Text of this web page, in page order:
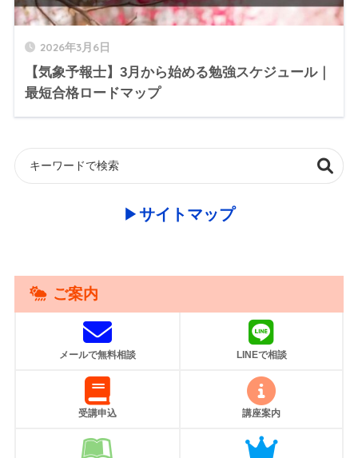
2026年3月6日
【気象予報士】3月から始める勉強スケジュール｜
最短合格ロードマップ
▶︎サイトマップ
ご案内
メールで無料相談 LINEで相談
受講申込 講座案内